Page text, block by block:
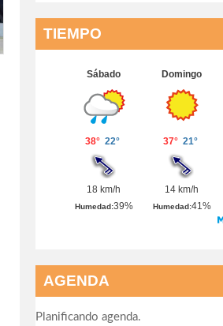
TIEMPO
AGENDA
Planificando agenda.